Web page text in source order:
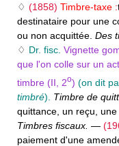
♢ (1858) Timbre-taxe :
destinataire pour une
ou non acquittée. Des
♢ Dr. fisc. Vignette
que l'on colle sur un
timbre (II, 2o) (on dit
timbré). Timbre de
quittance, un reçu, une
Timbres fiscaux. —
paiement d'une